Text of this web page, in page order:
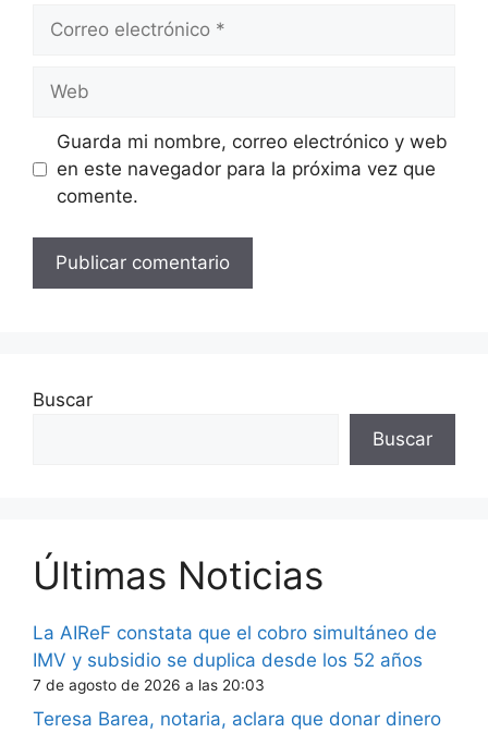
electrónico
Guarda mi nombre, correo electrónico y web
en este navegador para la próxima vez que
comente.
Buscar
Buscar
Últimas Noticias
La AIReF constata que el cobro simultáneo de
IMV y subsidio se duplica desde los 52 años
7 de agosto de 2026 a las 20:03
Teresa Barea, notaria, aclara que donar dinero